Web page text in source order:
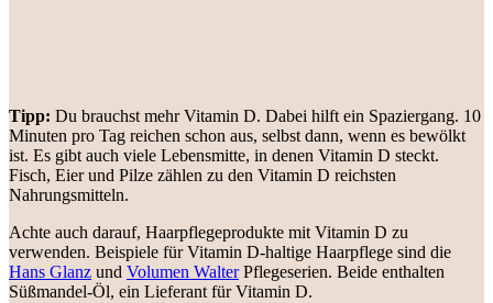
Tipp: Du brauchst mehr Vitamin D. Dabei hilft ein Spaziergang. 10
Minuten pro Tag reichen schon aus, selbst dann, wenn es bewölkt
ist. Es gibt auch viele Lebensmitte, in denen Vitamin D steckt.
Fisch, Eier und Pilze zählen zu den Vitamin D reichsten
Nahrungsmitteln.
Achte auch darauf, Haarpflegeprodukte mit Vitamin D zu
verwenden. Beispiele für Vitamin D-haltige Haarpflege sind die
Hans Glanz und Volumen WalterPflegeserien. Beide enthalten
Süßmandel-Öl, ein Lieferant für Vitamin D.